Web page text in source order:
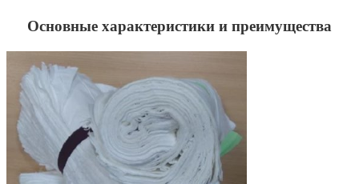
Основные характеристики и преимущества